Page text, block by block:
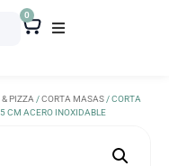
0
& PIZZA /CORTA MASAS / CORTA
CM ACERO INOXIDABLE